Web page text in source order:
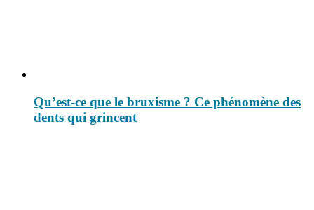
Qu’est-ce que le bruxisme ? Ce phénomène des
dents qui grincent